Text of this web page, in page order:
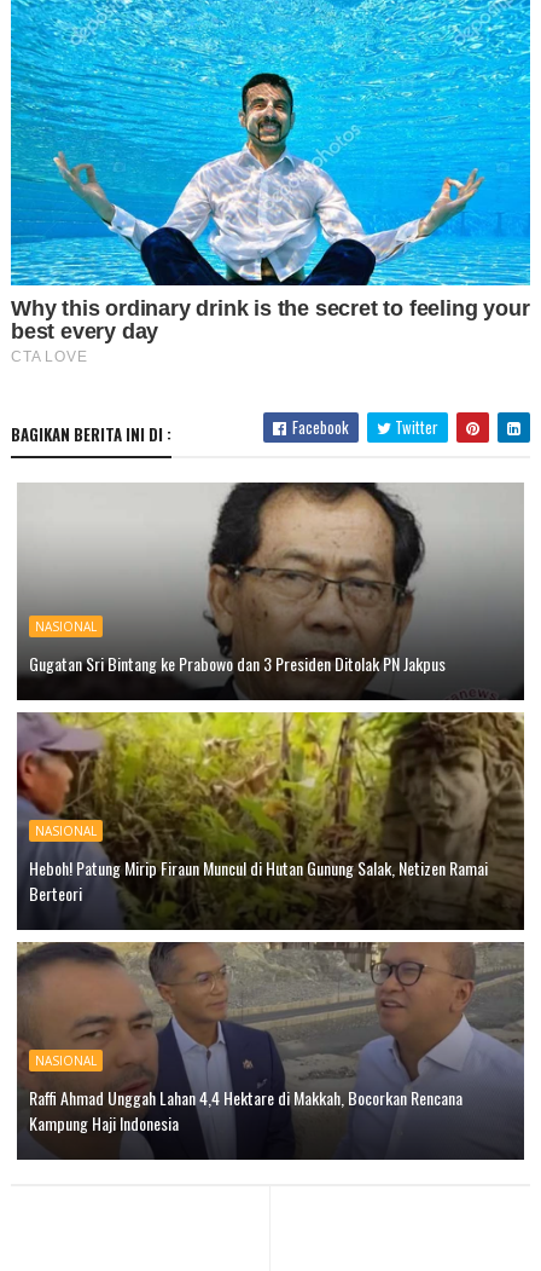
BAGIKAN BERITA INI DI : Facebook Twitter
NASIONAL
Gugatan Sri Bintang ke Prabowo dan 3 Presiden Ditolak PN Jakpus
NASIONAL
Heboh! Patung Mirip Firaun Muncul di Hutan Gunung Salak, Netizen Ramai
Berteori
NASIONAL
Raffi Ahmad Unggah Lahan 4,4 Hektare di Makkah, Bocorkan Rencana
Kampung Haji Indonesia